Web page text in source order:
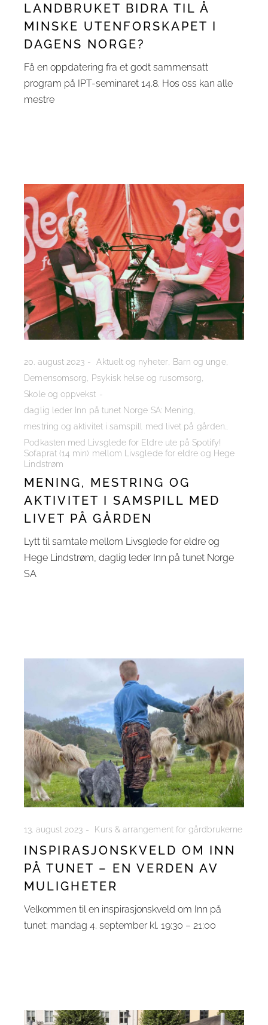
LANDBRUKET BIDRA TIL Å
MINSKE UTENFORSKAPET I
DAGENS NORGE?
Få en oppdatering fra et godt sammensatt
program på IPT-seminaret 14.8. Hos oss kan alle
mestre
20. august 2023 Aktuelt og nyheter Barn og unge
Demensomsorg
Psykisk helse og rusomsorg
Skole og oppvekst
daglig leder Inn på tunet Norge SA: Mening
mestring og aktivitet i samspill med livet på gården.
Podkasten med Livsglede for Eldre ute på Spotify!
Sofaprat (14 min) mellom Livsglede for eldre og Hege
Lindstrøm
MENING, MESTRING OG
AKTIVITET I SAMSPILL MED
LIVET PÅ GÅRDEN
Lytt til samtale mellom Livsglede for eldre og
Hege Lindstrøm, daglig leder Inn på tunet Norge
SA
13. august 2023 Kurs & arrangement for gårdbrukerne
INSPIRASJONSKVELD OM INN
PÅ TUNET – EN VERDEN AV
MULIGHETER
Velkommen til en inspirasjonskveld om Inn på
tunet; mandag 4. september kl. 19:30 – 21:00